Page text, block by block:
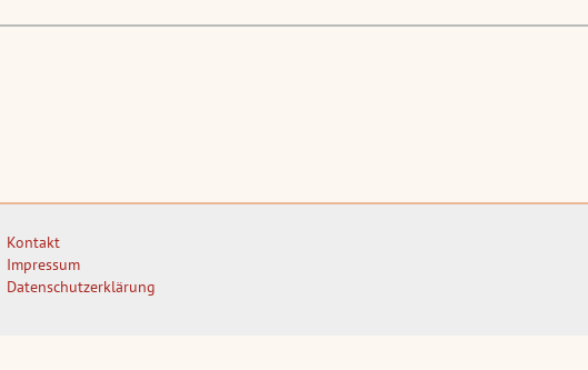
Kontakt
Impressum
Datenschutzerklärung